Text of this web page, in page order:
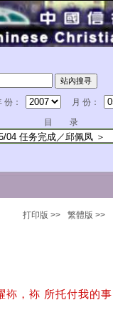
份：
月 份：
目 录
打印版 >> 繁體版 >>
袮，袮 所托付我的事